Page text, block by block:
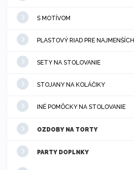
S MOTÍVOM
PLASTOVÝ RIAD PRE NAJMENŠÍCH
SETY NA STOLOVANIE
STOJANY NA KOLÁČIKY
INÉ POMÔCKY NA STOLOVANIE
OZDOBY NA TORTY
PARTY DOPLNKY